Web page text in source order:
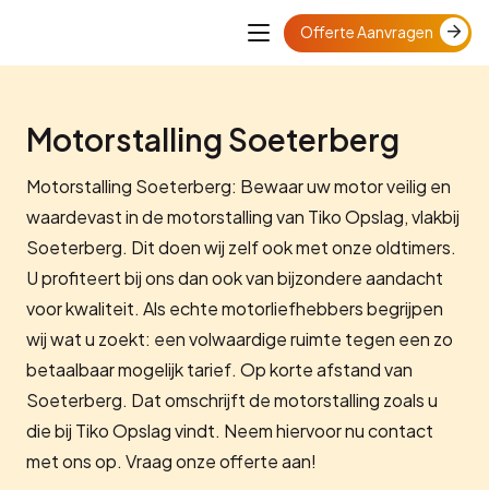
Offerte Aanvragen
Motorstalling Soeterberg
Motorstalling Soeterberg: Bewaar uw motor veilig en
waardevast in de motorstalling van Tiko Opslag, vlakbij
Soeterberg. Dit doen wij zelf ook met onze oldtimers.
U profiteert bij ons dan ook van bijzondere aandacht
voor kwaliteit. Als echte motorliefhebbers begrijpen
wij wat u zoekt: een volwaardige ruimte tegen een zo
betaalbaar mogelijk tarief. Op korte afstand van
Soeterberg. Dat omschrijft de motorstalling zoals u
die bij Tiko Opslag vindt. Neem hiervoor nu contact
met ons op. Vraag onze offerte aan!